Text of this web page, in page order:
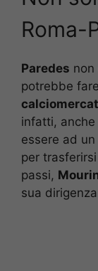
Roma-
Paredes non
potrebbe
infatti, anche
essere ad
per
passi,
sua